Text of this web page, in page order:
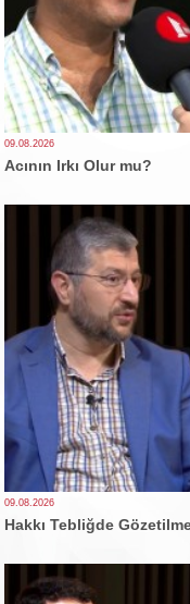
09.08.2026
Acının Irkı Olur mu?
09.08.2026
Hakkı Tebliğde